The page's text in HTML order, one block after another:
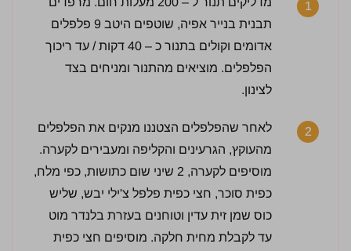
1
תבנית בנייר אפיה, שוטפים היטב 9 פלפלים
אדומים וקולים בתנור כ – 40 דקות / עד ריכוך
הפלפלים. מוציאים מהתנור ומניחים בצד
לצינון.
2
לאחר שהפלפלים הצטננו מנקים את הפלפלים
מהעוקץ, הגרעינים והקליפה ומעבירים לקערה.
מוסיפים לקערה, 2 שיני שום כתושות, כפי מלח,
כפית סוכר, חצי כפית פלפל צ'ילי יבש, שליש
כוס שמן זית עדין וטוחנים בעזרת בלנדר מוט
עד לקבלת מחית חלקה. מוסיפים חצי כפית
2 / 5 | 2 מדרגים
לחץ כדי לדרג: